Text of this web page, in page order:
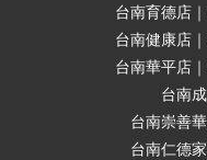
台南育德店
台南健康店
台南華平店
台南
台南崇善
台南仁德